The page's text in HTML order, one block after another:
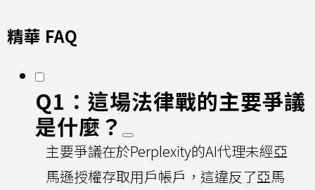
精華 FAQ
Q1：這場法律戰的主要爭議
是什麼？
主要爭議在於Perplexity的AI代理未經亞
馬遜授權存取用戶帳戶，這違反了亞馬